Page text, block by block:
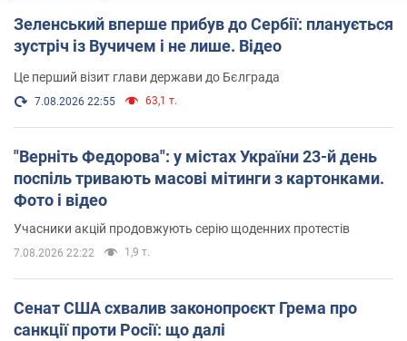
Зеленський вперше прибув до Сербії: планується
зустріч із Вучичем і не лише. Відео
Це перший візит глави держави до Бєлграда
7.08.2026 22:55 63,1 т.
"Верніть Федорова": у містах України 23-й день
поспіль тривають масові мітинги з картонками.
Фото і відео
Учасники акцій продовжують серію щоденних протестів
7.08.2026 22:22 1,9 т.
Сенат США схвалив законопроєкт Грема про
санкції проти Росії: що далі